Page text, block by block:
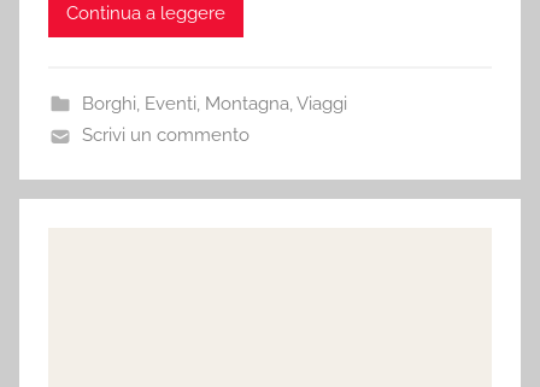
Continua a leggere
Borghi, Eventi, Montagna,Viaggi
Scrivi un commento